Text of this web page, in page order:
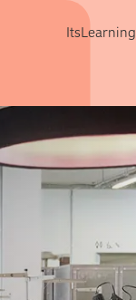
ItsLearning